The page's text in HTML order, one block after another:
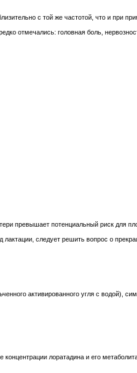
с той же частотой, что и при
отмечались: головная боль,
превышает потенциальный риск для
следует решить вопрос о
активированного угля с водой),
лоратадина и его